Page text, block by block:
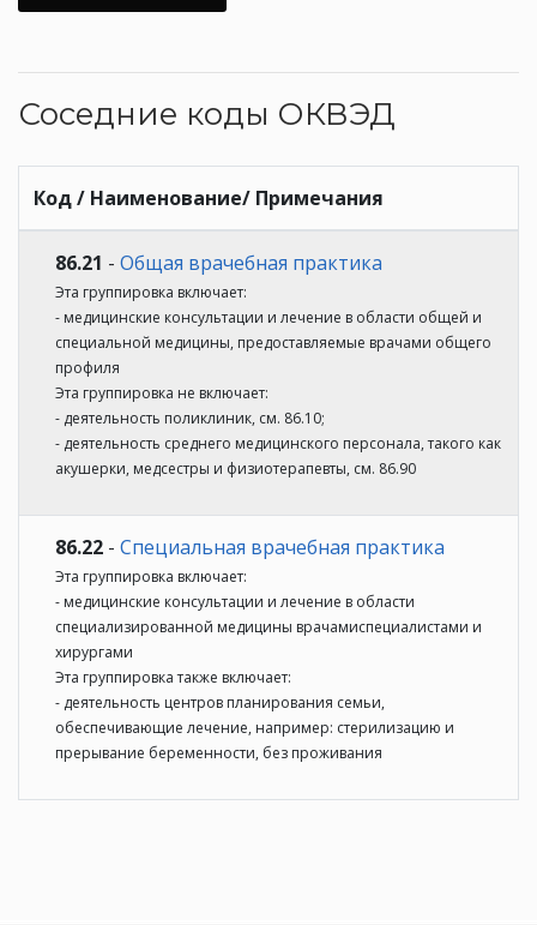
Соседние коды ОКВЭД
Код / Наименование/ Примечания
86.21 - Общая врачебная практика
Эта группировка включает:
- медицинские консультации и лечение в области общей и
специальной медицины, предоставляемые врачами общего
профиля
Эта группировка не включает:
- деятельность поликлиник, см. 86.10;
- деятельность среднего медицинского персонала, такого как
акушерки, медсестры и физиотерапевты, см. 86.90
86.22 - Специальная врачебная практика
Эта группировка включает:
- медицинские консультации и лечение в области
специализированной медицины врачамиспециалистами и
хирургами
Эта группировка также включает:
- деятельность центров планирования семьи,
обеспечивающие лечение, например: стерилизацию и
прерывание беременности, без проживания